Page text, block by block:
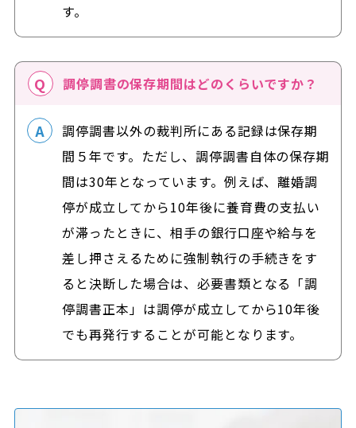
す。
調停調書の保存期間はどのくらいですか？
調停調書以外の裁判所にある記録は保存期
間５年です。ただし、調停調書自体の保存期
間は30年となっています。例えば、離婚調
停が成立してから10年後に養育費の支払い
が滞ったときに、相手の銀行口座や給与を
差し押さえるために強制執行の手続きをす
ると決断した場合は、必要書類となる「調
停調書正本」は調停が成立してから10年後
でも再発行することが可能となります。